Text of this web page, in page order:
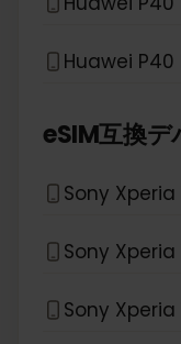
Huawei P40
eSIM互換デ
Sony Xperia
Sony Xperia
Sony Xperia